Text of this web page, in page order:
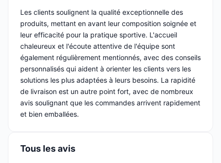
Les clients soulignent la qualité exceptionnelle des
produits, mettant en avant leur composition soignée et
leur efficacité pour la pratique sportive. L'accueil
chaleureux et l'écoute attentive de l'équipe sont
également régulièrement mentionnés, avec des conseils
personnalisés qui aident à orienter les clients vers les
solutions les plus adaptées à leurs besoins. La rapidité
de livraison est un autre point fort, avec de nombreux
avis soulignant que les commandes arrivent rapidement
et bien emballées.
Tous les avis